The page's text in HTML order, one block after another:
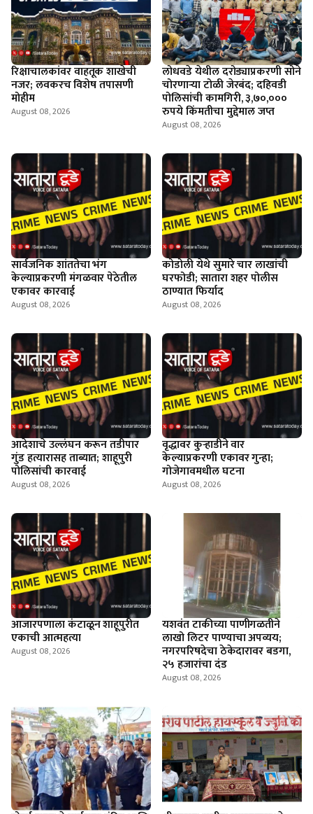
रिक्षाचालकांवर वाहतूक शाखेची
नजर; लवकरच विशेष तपासणी
मोहीम
August 08, 2026
लोधवडे येथील दरोड्याप्रकरणी सोने
चोरणाऱ्या टोळी जेरबंद; दहिवडी
पोलिसांची कामगिरी, ३,७०,०००
रुपये किंमतीचा मुद्देमाल जप्त
August 08, 2026
सार्वजनिक शांततेचा भंग
केल्याप्रकरणी मंगळवार पेठेतील
एकावर कारवाई
August 08, 2026
कोडोली येथे सुमारे चार लाखांची
घरफोडी; सातारा शहर पोलीस
ठाण्यात फिर्याद
August 08, 2026
आदेशाचे उल्लंघन करून तडीपार
गुंड हत्यारासह ताब्यात; शाहूपुरी
पोलिसांची कारवाई
August 08, 2026
वृद्धावर कुऱ्हाडीने वार
केल्याप्रकरणी एकावर गुन्हा;
गोजेगावमधील घटना
August 08, 2026
आजारपणाला कंटाळून शाहूपुरीत
एकाची आत्महत्या
August 08, 2026
यशवंत टाकीच्या पाणीगळतीने
लाखो लिटर पाण्याचा अपव्यय;
नगरपरिषदेचा ठेकेदारावर बडगा,
२५ हजारांचा दंड
August 08, 2026